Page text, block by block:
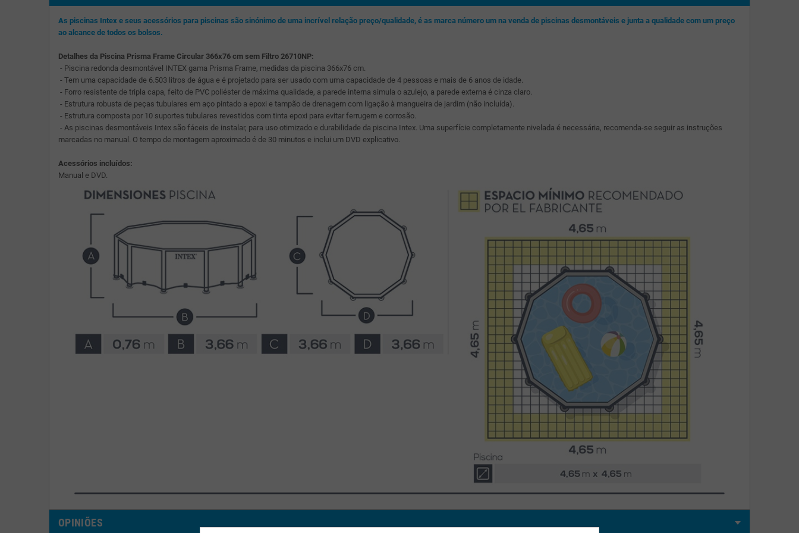
As piscinas Intex e seus acessórios para piscinas são sinónimo de uma incrível relação preço/qualidade, é as marca número um na venda de piscinas desmontáveis e junta a qualidade com um preço
ao alcance de todos os bolsos.
Detalhes da Piscina Prisma Frame Circular 366x76 cm sem Filtro 26710NP:
- Piscina redonda desmontável INTEX gama Prisma Frame, medidas da piscina 366x76 cm.
- Tem uma capacidade de 6.503 litros de água e é projetado para ser usado com uma capacidade de 4 pessoas e mais de 6 anos de idade.
- Forro resistente de tripla capa, feito de PVC poliéster de máxima qualidade, a parede interna simula o azulejo, a parede externa é cinza claro.
- Estrutura robusta de peças tubulares em aço pintado a epoxi e tampão de drenagem com ligação à mangueira de jardim (não incluída).
- Estrutura composta por 10 suportes tubulares revestidos com tinta epoxi para evitar ferrugem e corrosão.
- As piscinas desmontáveis Intex são fáceis de instalar, para uso otimizado e durabilidade da piscina Intex. Uma superfície completamente nivelada é necessária, recomenda-se seguir as instruções
marcadas no manual. O tempo de montagem aproximado é de 30 minutos e inclui um DVD explicativo.
Acessórios incluídos:
Manual e DVD.
OPINIÕES